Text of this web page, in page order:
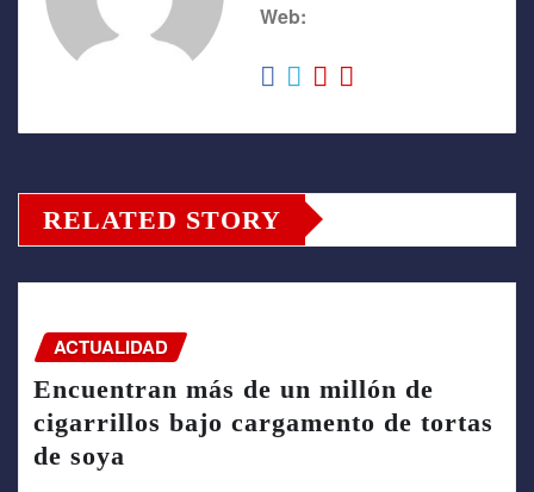
Web:
RELATED STORY
ACTUALIDAD
Encuentran más de un millón de
cigarrillos bajo cargamento de tortas
de soya